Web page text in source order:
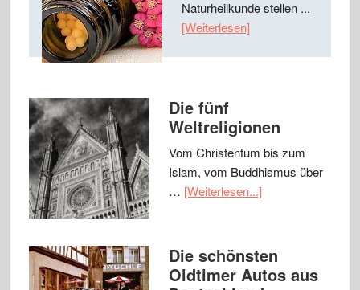
Naturheilkunde stellen ...
[Weiterlesen]
Die fünf
Weltreligionen
Vom Christentum bis zum
Islam, vom Buddhismus über
… [Weiterlesen...]
Die schönsten
Oldtimer Autos aus